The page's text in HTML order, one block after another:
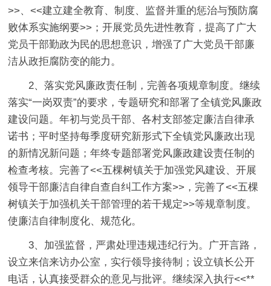
>>、<<建立建全教育、制度、监督并重的惩治与预防腐
败体系实施纲要>>；开展党员先进性教育，提高了广大
党员干部勤政为民的思想意识，增强了广大党员干部廉
洁从政拒腐防变的能力。
2、落实党风廉政责任制，完善各项规章制度。继续
落实“一岗双责”的要求，专题研究和部署了全镇党风廉政
建设问题。年初与党员干部、各村支部签定廉洁自律承
诺书；平时坚持每季度研究新形式下全镇党风廉政出现
的新情况新问题；年终专题部署党风廉政建设责任制的
检查考核。完善了<<五棵树镇关于加强党风建设、开展
领导干部廉洁自律自查自纠工作方案>>，完善了<<五棵
树镇关于加强机关干部管理的若干规定>>等规章制度。
使廉洁自律制度化、规范化。
3、加强监督，严肃处理违规违纪行为。广开言路，
设立来信来访办公室，实行领导接待制；设立镇长公开
电话，认真接受群众的意见与批评。继续深入执行<<**